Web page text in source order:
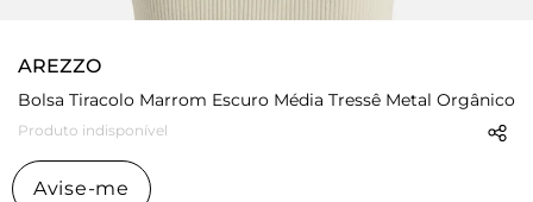
AREZZO
Bolsa Tiracolo Marrom Escuro Média Tressê Metal Orgânico
Produto indisponível
Avise-me